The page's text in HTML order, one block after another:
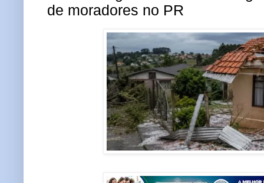
de moradores no PR